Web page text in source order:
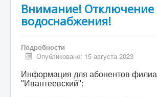
Внимание! Отключение
водоснабжения!
Подробности
Опубликовано: 15 августа 2023
Информация для абонентов
"Ивантеевский":